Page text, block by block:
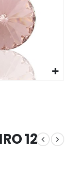
12